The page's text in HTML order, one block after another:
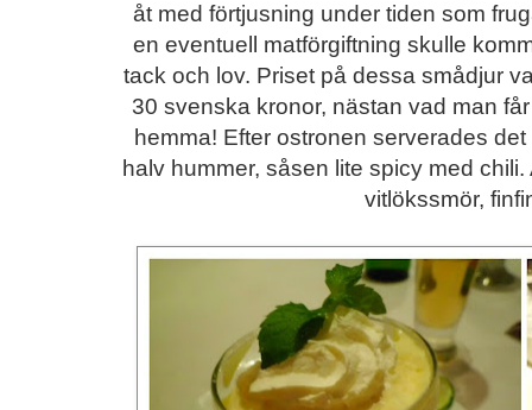
åt med förtjusning under tiden som
en eventuell matförgiftning skulle
tack och lov. Priset på dessa smådjur
30 svenska kronor, nästan vad man
hemma! Efter ostronen serverades
halv hummer, såsen lite spicy med
vitlökssmör,